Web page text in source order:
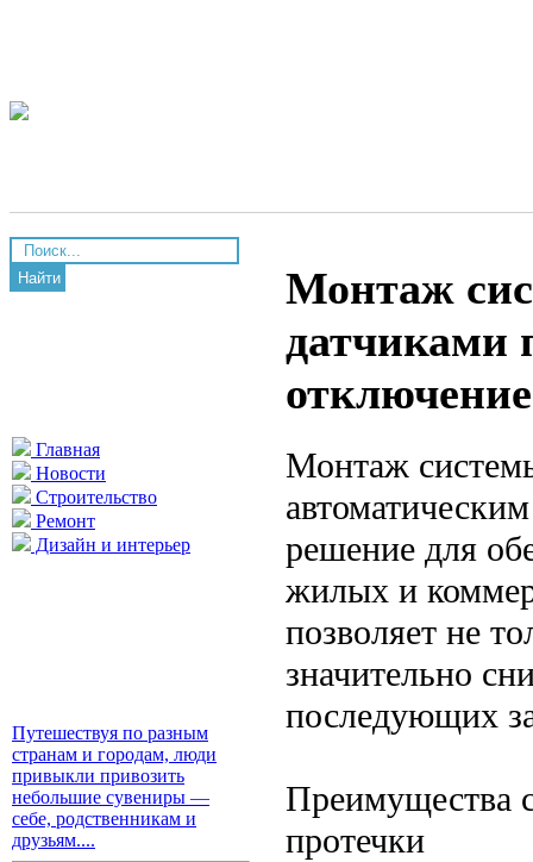
Найти
Главная
Новости
Строительство
Ремонт
Дизайн и интерьер
Путешествуя по разным
странам и городам, люди
привыкли привозить
небольшие сувениры —
себе, родственникам и
друзьям....
Монтаж
датчиками
Монтаж
решение для
жилых и
позволяет не
значительно
последующих
Преимущества
протечки